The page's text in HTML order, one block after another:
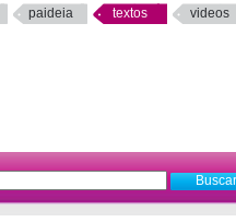
paideia textos videos